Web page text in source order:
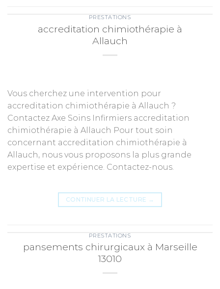
PRESTATIONS
accreditation chimiothérapie à
Allauch
Vous cherchez une intervention pour
accreditation chimiothérapie à Allauch ?
Contactez Axe Soins Infirmiers accreditation
chimiothérapie à Allauch Pour tout soin
concernant accreditation chimiothérapie à
Allauch, nous vous proposons la plus grande
expertise et expérience. Contactez-nous.
CONTINUER LA LECTURE →
PRESTATIONS
pansements chirurgicaux à Marseille
13010